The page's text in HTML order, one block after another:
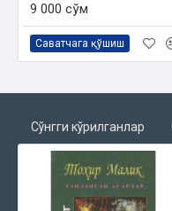
9 000 сўм
Саватчага қўшиш
Сўнгги кўрилганлар